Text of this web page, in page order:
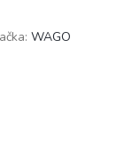
WAGO